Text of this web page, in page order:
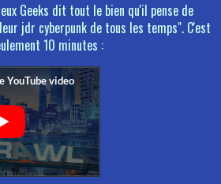
Geeks dit tout le bien qu'il pense de
jdr cyberpunk de tous les temps". C'est
10 minutes :